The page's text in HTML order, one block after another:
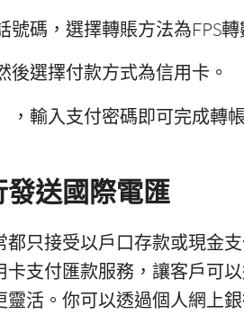
號碼，選擇轉賬方法為FPS轉
後選擇付款方式為信用卡。
，輸入支付密碼即可完成轉帳
送國際電匯
都只接受以戶口存款或現金
卡支付匯款服務，讓客戶可
靈活。你可以透過個人網上